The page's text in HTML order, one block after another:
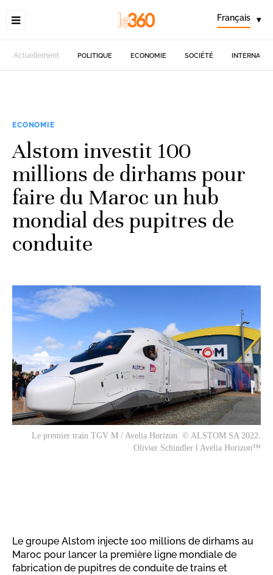
Français ▾
Actuellement POLITIQUE ECONOMIE SOCIÉTÉ
ECONOMIE
Alstom investit 100
millions de dirhams pour
faire du Maroc un hub
mondial des pupitres de
conduite
Le premier train TGV M / Avelia Horizon. © ALSTOM SA 2022.
Olivier Schindler l Avelia Horizon™
Le groupe Alstom injecte 100 millions de dirhams au
Maroc pour lancer la première ligne mondiale de
fabrication de pupitres de conduite de trains et